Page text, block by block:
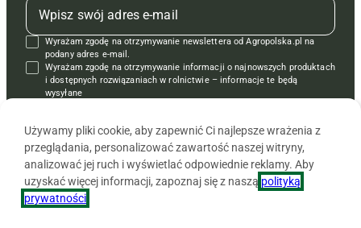
Regulamin
Polityka prywatności
Kontakt
Reklama
Kontakt
Krzyżówki
Regulamin
Wyrażam zgodę na otrzymywanie newslettera od Agropolska.pl na
podany adres e-mail.
Wyrażam zgodę na otrzymywanie informacji o najnowszych produktach
i dostępnych rozwiązaniach w rolnictwie – informacje te będą
wysyłane
Używamy pliki cookie, aby zapewnić Ci najlepsze wrażenia z
przeglądania, personalizować zawartość naszej witryny,
analizować jej ruch i wyświetlać odpowiednie reklamy. Aby
uzyskać więcej informacji, zapoznaj się z naszą polityką
prywatności